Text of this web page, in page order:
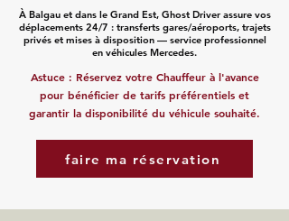
À Balgau et dans le Grand Est, Ghost Driver assure vos
déplacements 24/7 : transferts gares/aéroports, trajets
privés et mises à disposition — service professionnel
en véhicules Mercedes.
Astuce : Réservez votre Chauffeur à l'avance
pour bénéficier de tarifs préférentiels et
garantir la disponibilité du véhicule souhaité.
faire ma réservation